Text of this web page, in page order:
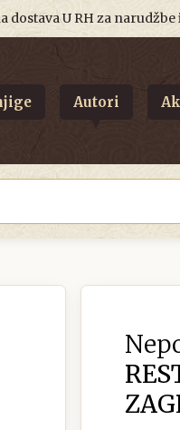
dostava U RH za narudžbe
Autori